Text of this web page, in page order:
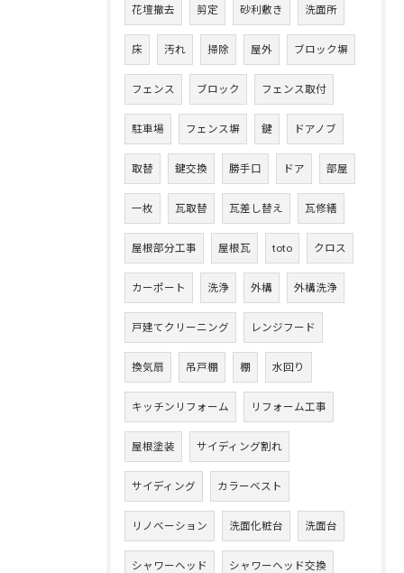
花壇撤去 剪定 砂利敷き 洗面所
床 汚れ 掃除 屋外 ブロック塀
フェンス ブロック フェンス取付
駐車場 フェンス塀 鍵 ドアノブ
取替 鍵交換 勝手口 ドア 部屋
一枚 瓦取替 瓦差し替え 瓦修繕
屋根部分工事 屋根瓦 toto クロス
カーポート 洗浄 外構 外構洗浄
戸建てクリーニング レンジフード
換気扇 吊戸棚 棚 水回り
キッチンリフォーム リフォーム工事
屋根塗装 サイディング割れ
サイディング カラーベスト
リノベーション 洗面化粧台 洗面台
シャワーヘッド シャワーヘッド交換